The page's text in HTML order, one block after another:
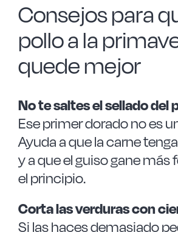
Consejos para
pollo a la
quede mejor
No te saltes el sellado del
Ese primer dorado no es
Ayuda a que la carne
y a que el guiso gane más
el principio.
Corta las verduras con
Si las haces demasiado